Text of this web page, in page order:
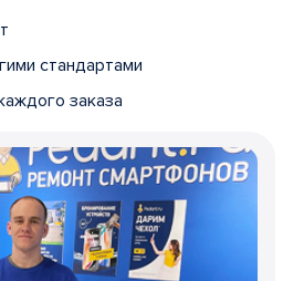
стандартами
заказа